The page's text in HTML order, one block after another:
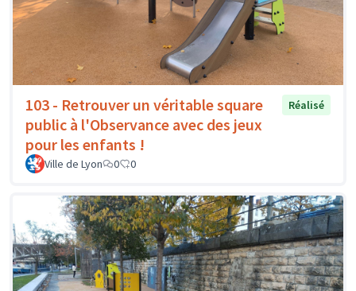
103 - Retrouver un véritable square
public à l'Observance avec des jeux
pour les enfants !
Réalisé
Ville de Lyon 0 0